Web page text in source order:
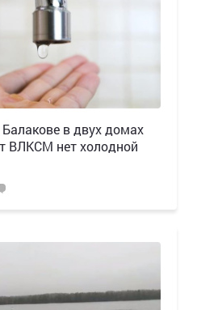
в двух домах
ВЛКСМ нет холодной